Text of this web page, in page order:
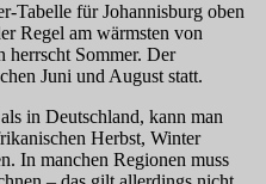
Tabelle für Johannisburg oben
Regel am wärmsten von
herrscht Sommer. Der
Juni und August statt.
in Deutschland, kann man
Herbst, Winter
In manchen Regionen muss